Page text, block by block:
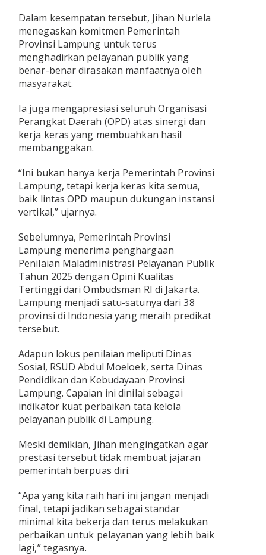
Dalam kesempatan tersebut, Jihan Nurlela
menegaskan komitmen Pemerintah
Provinsi Lampung untuk terus
menghadirkan pelayanan publik yang
benar-benar dirasakan manfaatnya oleh
masyarakat.
Ia juga mengapresiasi seluruh Organisasi
Perangkat Daerah (OPD) atas sinergi dan
kerja keras yang membuahkan hasil
membanggakan.
“Ini bukan hanya kerja Pemerintah Provinsi
Lampung, tetapi kerja keras kita semua,
baik lintas OPD maupun dukungan instansi
vertikal,” ujarnya.
Sebelumnya, Pemerintah Provinsi
Lampung menerima penghargaan
Penilaian Maladministrasi Pelayanan Publik
Tahun 2025 dengan Opini Kualitas
Tertinggi dari Ombudsman RI di Jakarta.
Lampung menjadi satu-satunya dari 38
provinsi di Indonesia yang meraih predikat
tersebut.
Adapun lokus penilaian meliputi Dinas
Sosial, RSUD Abdul Moeloek, serta Dinas
Pendidikan dan Kebudayaan Provinsi
Lampung. Capaian ini dinilai sebagai
indikator kuat perbaikan tata kelola
pelayanan publik di Lampung.
Meski demikian, Jihan mengingatkan agar
prestasi tersebut tidak membuat jajaran
pemerintah berpuas diri.
“Apa yang kita raih hari ini jangan menjadi
final, tetapi jadikan sebagai standar
minimal kita bekerja dan terus melakukan
perbaikan untuk pelayanan yang lebih baik
lagi,” tegasnya.